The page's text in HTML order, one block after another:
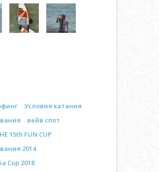
Условия катания
вейв спот
15th FUN CUP
2014
Cup 2018